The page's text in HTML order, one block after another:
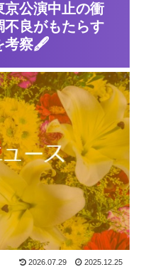
京公演中止の衝
不良がもたらす
考察🖋️
2026.07.29 2025.12.25